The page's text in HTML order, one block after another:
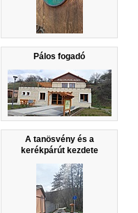
Pálos fogadó
A tanösvény és a
kerékpárút kezdete